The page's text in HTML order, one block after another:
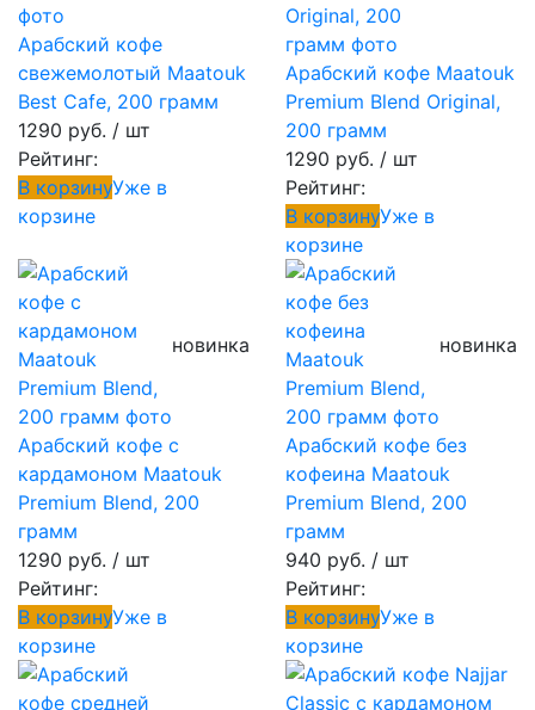
Арабский кофе
свежемолотый Maatouk
Best Cafe, 200 грамм
1290 руб. / шт
Рейтинг:
В корзинуУже в
корзине
Арабский кофе Maatouk
Premium Blend Original,
200 грамм
1290 руб. / шт
Рейтинг:
В корзинуУже в
корзине
новинка
Арабский кофе с
кардамоном Maatouk
Premium Blend, 200
грамм
1290 руб. / шт
Рейтинг:
В корзинуУже в
корзине
новинка
Арабский кофе без
кофеина Maatouk
Premium Blend, 200
грамм
940 руб. / шт
Рейтинг:
В корзинуУже в
корзине